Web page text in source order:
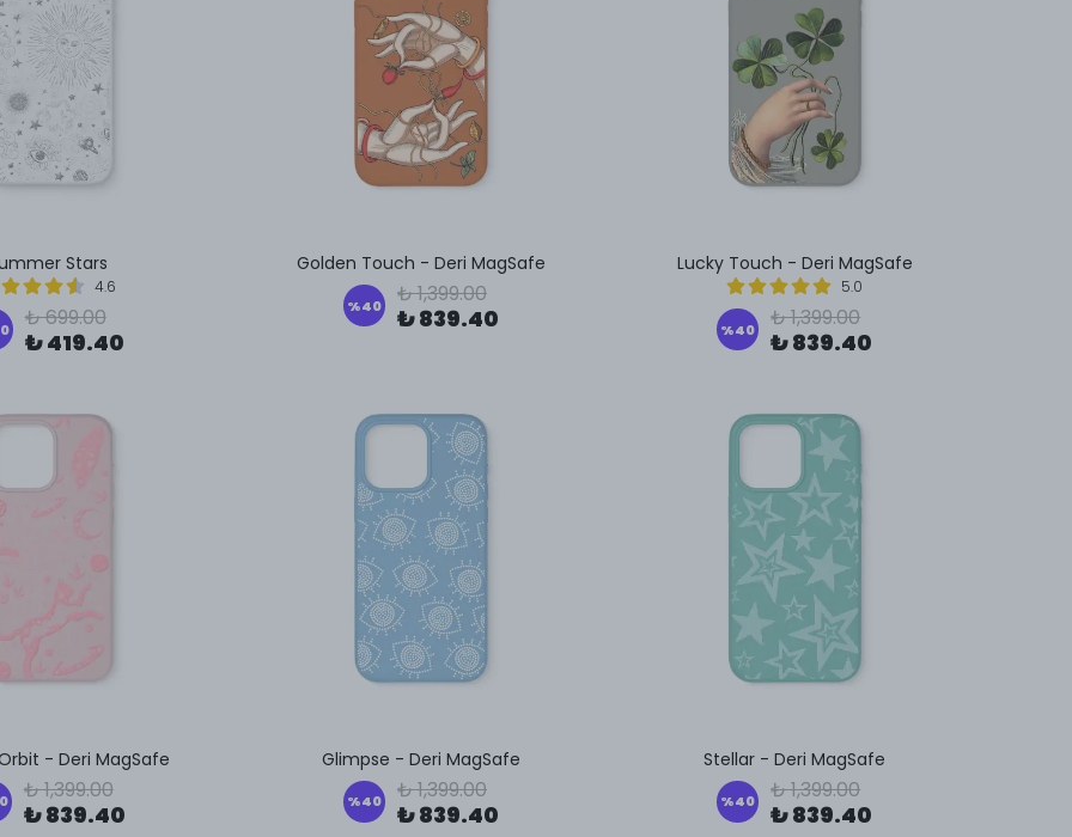
Stars
4.6
₺ 699.00
₺ 419.40
Golden Touch - Deri MagSafe
%40 ₺ 1,399.00
₺ 839.40
Lucky Touch - Deri MagSafe
5.0
%40 ₺ 1,399.00
₺ 839.40
- Deri MagSafe
₺ 1,399.00
₺ 839.40
Glimpse - Deri MagSafe
%40 ₺ 1,399.00
₺ 839.40
Stellar - Deri MagSafe
%40 ₺ 1,399.00
₺ 839.40